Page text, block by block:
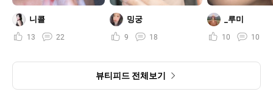
니콜
13 22
밍궁
9 18
_루미
10 10
뷰티피드 전체보기